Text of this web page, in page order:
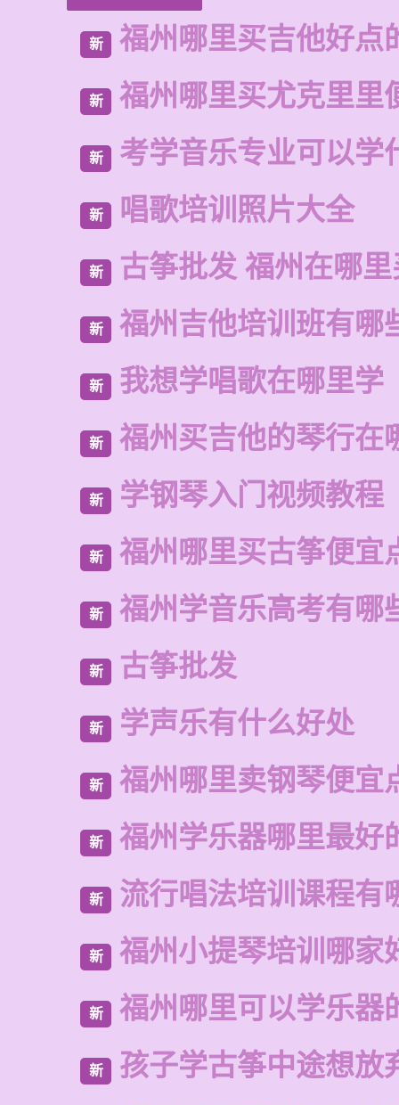
新 福州哪里买吉他好点
新 福州哪里买尤克里里
新 考学音乐专业可以学
新 唱歌培训照片大全
新 古筝批发 福州在哪
新 福州吉他培训班有哪
新 我想学唱歌在哪里学
新 福州买吉他的琴行在
新 学钢琴入门视频教程
新 福州哪里买古筝便宜
新 福州学音乐高考有哪
新 古筝批发
新 学声乐有什么好处
新 福州哪里卖钢琴便宜
新 福州学乐器哪里最好
新 流行唱法培训课程有
新 福州小提琴培训哪家
新 福州哪里可以学乐器
新 孩子学古筝中途想放